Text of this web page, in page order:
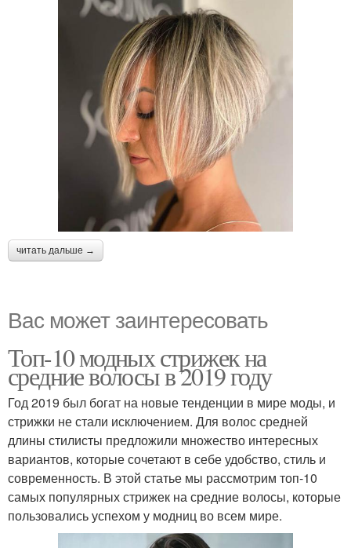
читать дальше →
Вас может заинтересовать
Топ-10 модных стрижек на
средние волосы в 2019 году
Год 2019 был богат на новые тенденции в мире моды, и
стрижки не стали исключением. Для волос средней
длины стилисты предложили множество интересных
вариантов, которые сочетают в себе удобство, стиль и
современность. В этой статье мы рассмотрим топ-10
самых популярных стрижек на средние волосы, которые
пользовались успехом у модниц во всем мире.